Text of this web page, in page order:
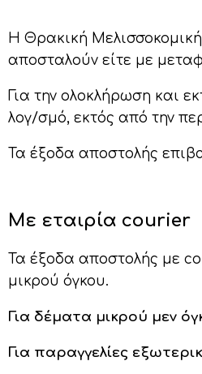
Η Θρακική
αποσταλούν είτε με
Για την ολοκλήρωση και
λογ/σμό, εκτός από την
Τα έξοδα αποστολής
Με εταιρία courier
Τα έξοδα αποστολής με
μικρού όγκου.
Για δέματα μικρού μεν
Για παραγγελίες